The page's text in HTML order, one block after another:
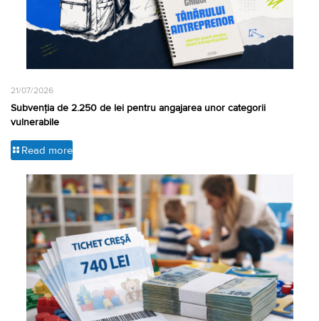
21/07/2026
Subvenția de 2.250 de lei pentru angajarea unor categorii
vulnerabile
Read more